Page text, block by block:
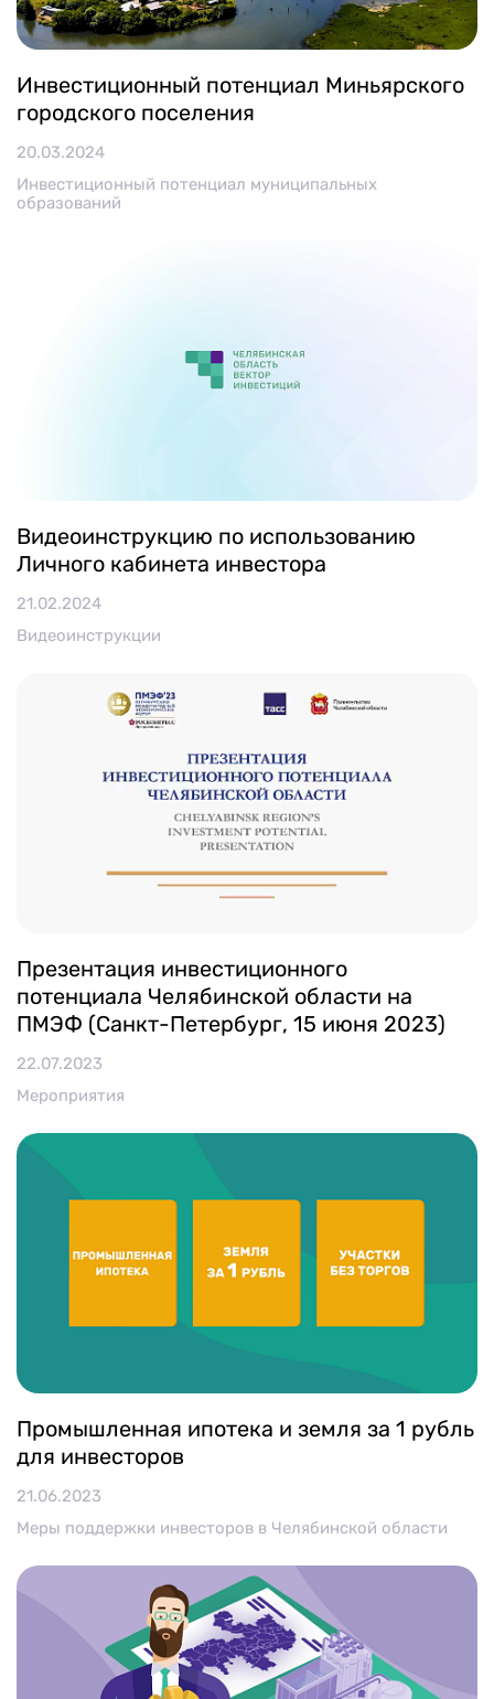
Инвестиционный потенциал Миньярского
городского поселения
20.03.2024
Инвестиционный потенциал муниципальных
образований
Видеоинструкцию по использованию
Личного кабинета инвестора
21.02.2024
Видеоинструкции
Презентация инвестиционного
потенциала Челябинской области на
ПМЭФ (Санкт-Петербург, 15 июня 2023)
22.07.2023
Мероприятия
Промышленная ипотека и земля за 1 рубль
для инвесторов
21.06.2023
Меры поддержки инвесторов в Челябинской области